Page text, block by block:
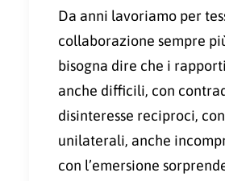
Da anni lavoriamo per
collaborazione sempre
bisogna dire che i
anche difficili, con
disinteresse reciproci,
unilaterali, anche
con l’emersione